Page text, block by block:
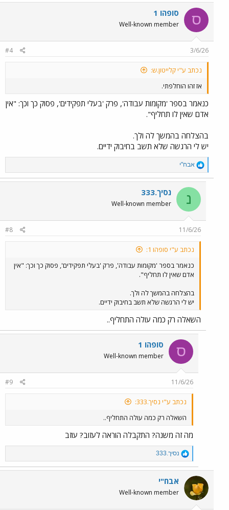
ס סופהו 1
Well-known member
3/6/26
#4
נכתב ע"י קלייטון.ש:
אז זהו הוחלפתי.
כנאמר בספר 'מקומות עבודה', פרק 'בעלי תפקידים', פסוק כך וכך: "אין
אדם שאין לו תחליף".
בהצלחה בהמשך לה ולך.
יש לי הרגשה שלא תשב בחיבוק ידיים.
R
e
a
c
o
n
s
אבח"י
נ נסיך.333
Well-known member
11/6/26
#8
נכתב ע"י סופהו 1:
כנאמר בספר 'מקומות עבודה', פרק 'בעלי תפקידים', פסוק כך וכך: "אין
אדם שאין לו תחליף".
בהצלחה בהמשך לה ולך.
יש לי הרגשה שלא תשב בחיבוק ידיים.
השאלה רק כמה עולה התחליף..
ס סופהו 1
Well-known member
11/6/26
#9
נכתב ע"י נסיך.333:
השאלה רק כמה עולה התחליף..
מה זה משנה? התקבלה הוראה לעזוב? עוזב
R
e
a
i
נסיך.333
אבח"י
Well-known member